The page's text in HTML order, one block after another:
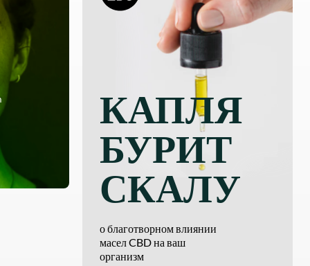
КАПЛЯ
БУРИТ
СКАЛУ
о благотворном влиянии
масел CBD на ваш
организм